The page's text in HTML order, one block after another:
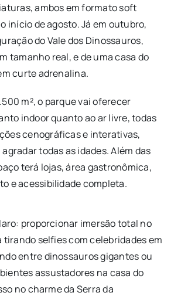
ambos em formato soft
início de agosto. Já em outubro,
do Vale dos Dinossauros,
tamanho real, e de uma casa do
curte adrenalina.
m², o parque vai oferecer
indoor quanto ao ar livre, todas
cenográficas e interativas,
todas as idades. Além das
terá lojas, área gastronômica,
e acessibilidade completa.
proporcionar imersão total no
tirando selfies com celebridades em
entre dinossauros gigantes ou
assustadores na casa do
no charme da Serra da